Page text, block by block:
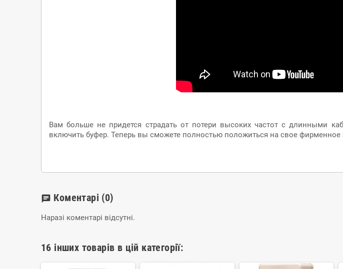
Вам больше не придется страдать от потери высоких частот с длинными
включить буфер. Теперь вы сможете полностью положиться на свое
chat Коментарі (0)
Наразі коментарі відсутні.
16 інших товарів в цій категорії: